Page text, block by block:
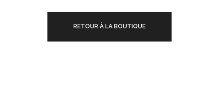
RETOUR À LA BOUTIQUE